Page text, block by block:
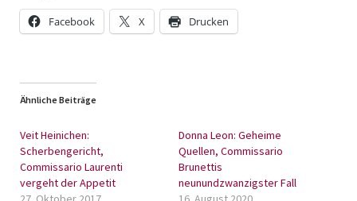
Facebook X Drucken
Ähnliche Beiträge
Veit Heinichen:
Scherbengericht,
Commissario Laurenti
vergeht der Appetit
Donna Leon: Geheime
Quellen, Commissario
Brunettis
neunundzwanzigster Fall